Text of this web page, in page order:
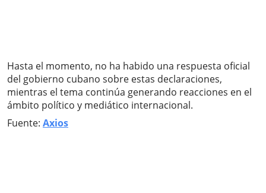
Hasta el momento, no ha habido una respuesta oficial
del gobierno cubano sobre estas declaraciones,
mientras el tema continúa generando reacciones en el
ámbito político y mediático internacional.
Fuente: Axios